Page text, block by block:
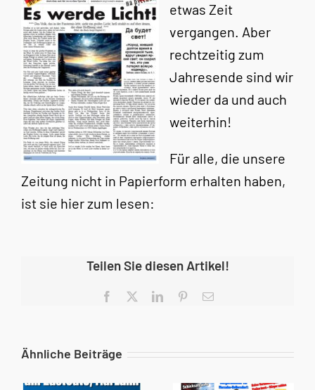
etwas Zeit
vergangen. Aber
rechtzeitig zum
Jahresende sind wir
wieder da und auch
weiterhin!
Für alle, die unsere
Zeitung nicht in Papierform erhalten haben,
ist sie hier zum lesen:
Teilen Sie diesen Artikel!
Facebook LinkedInPinterest
E-
Ähnliche Beiträge